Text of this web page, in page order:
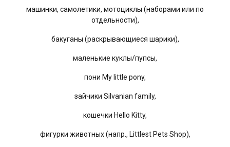
машинки, самолетики, мотоциклы (наборами или по
отдельности),
бакуганы (раскрывающиеся шарики),
маленькие куклы/пупсы,
пони My little pony,
зайчики Silvanian family,
кошечки Hello Kitty,
фигурки животных (напр., Littlest Pets Shop),